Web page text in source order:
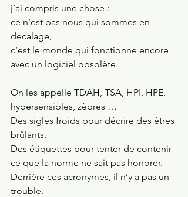
j’ai compris une chose :
ce n’est pas nous qui sommes en
décalage,
c’est le monde qui fonctionne encore
avec un logiciel obsolète.
On les appelle TDAH, TSA, HPI, HPE,
hypersensibles, zèbres …
Des sigles froids pour décrire des êtres
brûlants.
Des étiquettes pour tenter de contenir
ce que la norme ne sait pas honorer.
Derrière ces acronymes, il n’y a pas un
trouble.